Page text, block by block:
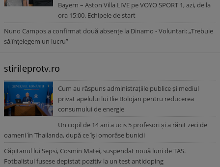
Bayern – Aston Villa LIVE pe VOYO SPORT 1, azi, de la
ora 15:00. Echipele de start
Nuno Campos a confirmat două absențe la Dinamo - Voluntari: „Trebuie
să înțelegem un lucru”
stirileprotv.ro
Cum au răspuns administrațiile publice și mediul
privat apelului lui Ilie Bolojan pentru reducerea
consumului de energie
Un copil de 14 ani a ucis 5 profesori și a rănit zeci de
oameni în Thailanda, după ce își omorâse bunicii
Căpitanul lui Sepsi, Cosmin Matei, suspendat nouă luni de TAS.
Fotbalistul fusese depistat pozitiv la un test antidoping